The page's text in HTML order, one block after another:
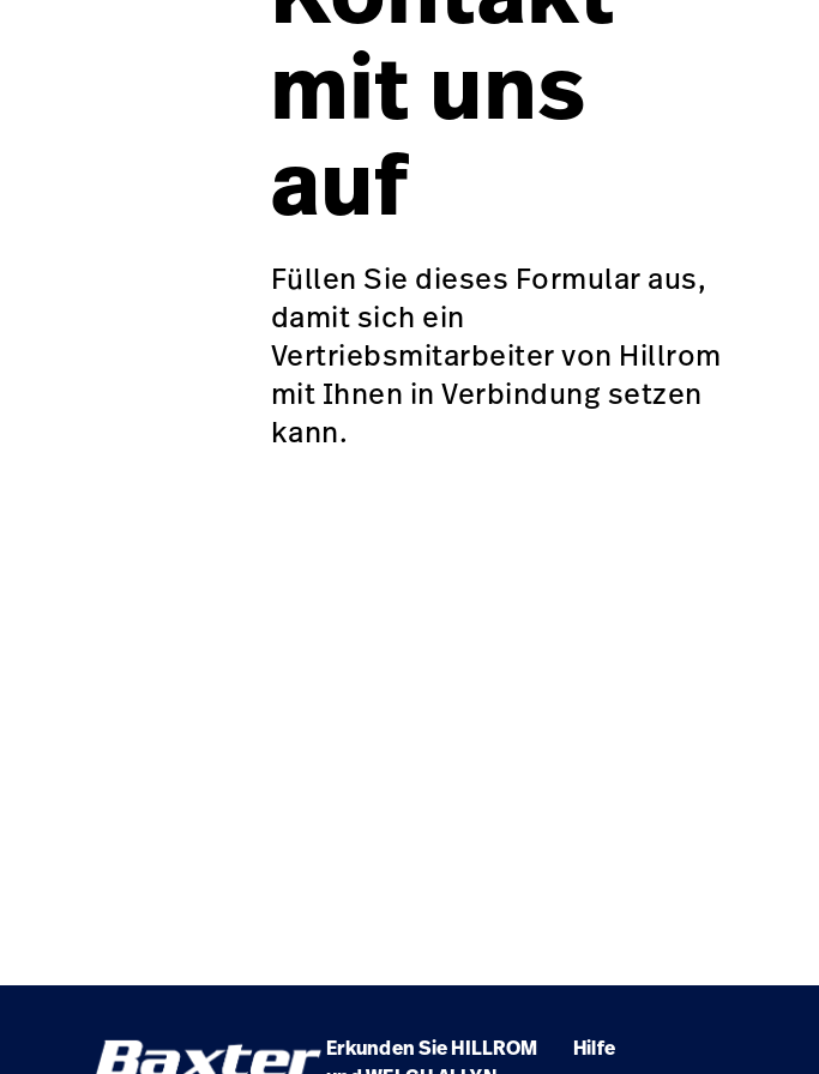
mit uns
auf
Füllen Sie dieses Formular aus,
damit sich ein
Vertriebsmitarbeiter von Hillrom
mit Ihnen in Verbindung setzen
kann.
Erkunden Sie HILLROM
Hilfe